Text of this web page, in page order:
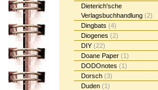
Dieterich'sche
Verlagsbuchhandlung (2)
Dingbats (4)
Diogenes (2)
DIY (22)
Doane Paper (1)
DODOnotes (1)
Dorsch (3)
Duden (1)